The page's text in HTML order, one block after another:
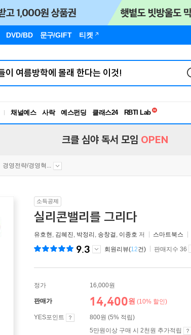
DVD/BD 문구/GIFT 티켓
채널예스 사락 예스펀딩 클래스24
RBTI Lab
독서유형검사
크클 심야 독서 모임 OPEN
경영전략/경영혁...
소득공제
실리콘밸리를 그리다
유호현 , 김혜진 , 박정리 , 송창걸 , 이종호 저 스마트북스
9.3 회원리뷰(12건) 판매지수 36
정가 16,000원
판매가 14,400원 (10% 할인)
YES포인트
800원 (5% 적립)
5만원이상 구매 시 2천원 추가적립